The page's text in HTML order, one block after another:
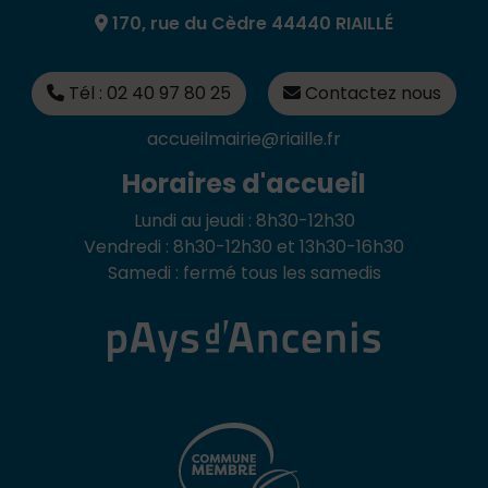
170, rue du Cèdre 44440 RIAILLÉ
Tél : 02 40 97 80 25
Contactez nous
accueilmairie@riaille.fr
Horaires d'accueil
Lundi au jeudi : 8h30-12h30
Vendredi : 8h30-12h30 et 13h30-16h30
Samedi : fermé tous les samedis